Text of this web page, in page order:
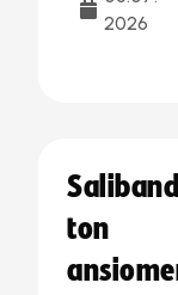
2026
ton